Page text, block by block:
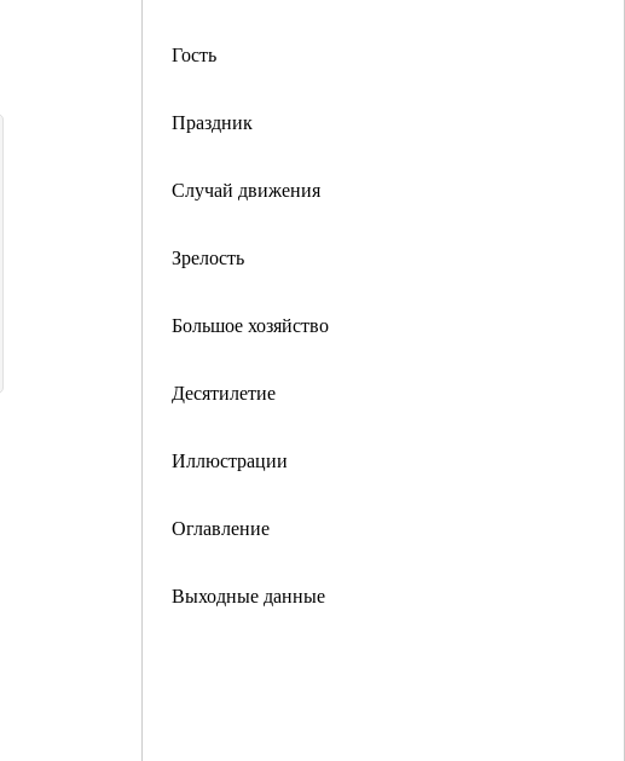
Гость
Праздник
Случай движения
Зрелость
Большое хозяйство
Десятилетие
Иллюстрации
Оглавление
Выходные данные